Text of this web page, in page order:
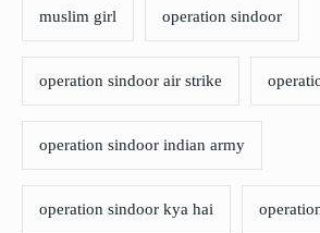
muslim girl operation sindoor
operation sindoor air strike
operation sindoor indian army
operation sindoor kya hai